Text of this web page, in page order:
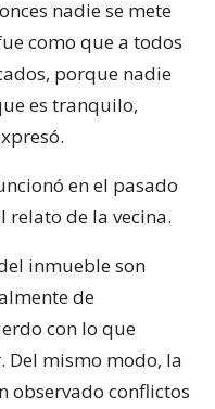
nadie se mete
como que a todos
porque nadie
es tranquilo,
en el pasado
relato de la vecina.
inmueble son
de
con lo que
Del mismo modo, la
observado conflictos